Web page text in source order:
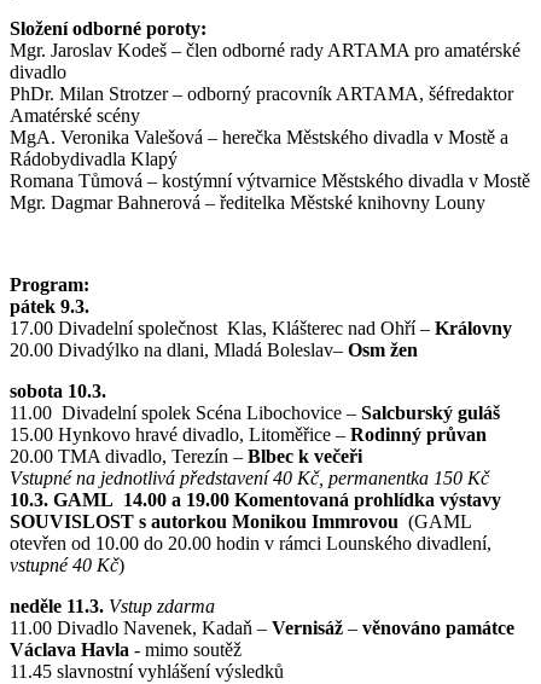
Složení odborné poroty:
Mgr. Jaroslav Kodeš – člen odborné rady ARTAMA pro amatérské
divadlo
PhDr. Milan Strotzer – odborný pracovník ARTAMA, šéfredaktor
Amatérské scény
MgA. Veronika Valešová – herečka Městského divadla v Mostě a
Rádobydivadla Klapý
Romana Tůmová – kostýmní výtvarnice Městského divadla v Mostě
Mgr. Dagmar Bahnerová – ředitelka Městské knihovny Louny
Program:
pátek 9.3.
17.00 Divadelní společnost Klas, Klášterec nad Ohří – Královny
20.00 Divadýlko na dlani, Mladá Boleslav– Osm žen
sobota 10.3.
11.00 Divadelní spolek Scéna Libochovice – Salcburský guláš
15.00 Hynkovo hravé divadlo, Litoměřice – Rodinný průvan
20.00 TMA divadlo, Terezín – Blbec k večeři
Vstupné na jednotlivá představení 40 Kč, permanentka 150 Kč
10.3. GAML 14.00 a 19.00 Komentovaná prohlídka výstavy
SOUVISLOST s autorkou Monikou Immrovou (GAML
otevřen od 10.00 do 20.00 hodin v rámci Lounského divadlení,
vstupné 40 Kč)
neděle 11.3. Vstup zdarma
11.00 Divadlo Navenek, Kadaň – Vernisáž – věnováno památce
Václava Havla - mimo soutěž
11.45 slavnostní vyhlášení výsledků